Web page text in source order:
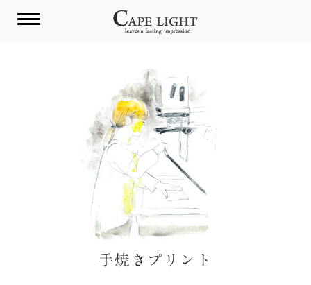
手焼きプリント